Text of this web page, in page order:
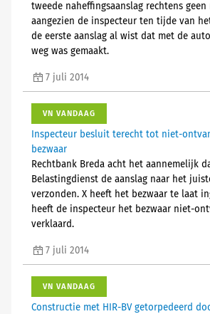
tweede naheffingsaanslag rechtens
aangezien de inspecteur ten tijde van
de eerste aanslag al wist dat met de
weg was gemaakt.
7 juli 2014
VN VANDAAG
Inspecteur besluit terecht tot niet-
bezwaar
Rechtbank Breda acht het aannemelijk
Belastingdienst de aanslag naar het
verzonden. X heeft het bezwaar te laat
heeft de inspecteur het bezwaar niet-
verklaard.
7 juli 2014
VN VANDAAG
Constructie met HIR-BV getorpedeerd